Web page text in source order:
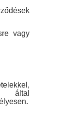
vagy
által